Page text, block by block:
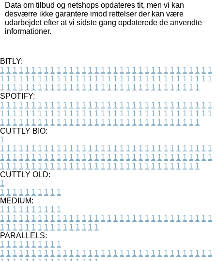
Data om tilbud og netshops opdateres tit, men vi kan
desværre ikke garantere imod rettelser der kan være
udarbejdet efter at vi sidste gang opdaterede de anvendte
informationer.
BITLY:
1 1 1 1 1 1 1 1 1 1 1 1 1 1 1 1 1 1 1 1 1 1 1 1 1 1 1 1 1 1 1 1 1 1
1 1 1 1 1 1 1 1 1 1 1 1 1 1 1 1 1 1 1 1 1 1 1 1 1 1 1 1 1 1 1 1 1 1
1 1 1 1 1 1 1 1 1 1 1 1 1 1 1 1 1 1 1 1 1 1 1 1 1 1 1 1 1 1 1 1
SPOTIFY:
1 1 1 1 1 1 1 1 1 1 1 1 1 1 1 1 1 1 1 1 1 1 1 1 1 1 1 1 1 1 1 1 1 1
1 1 1 1 1 1 1 1 1 1 1 1 1 1 1 1 1 1 1 1 1 1 1 1 1 1 1 1 1 1 1 1 1 1
1 1 1 1 1 1 1 1 1 1 1 1 1 1 1 1 1 1 1 1 1 1 1 1 1 1 1 1 1 1 1 1
CUTTLY BIO:
1
1 1 1 1 1 1 1 1 1 1 1 1 1 1 1 1 1 1 1 1 1 1 1 1 1 1 1 1 1 1 1 1 1 1
1 1 1 1 1 1 1 1 1 1 1 1 1 1 1 1 1 1 1 1 1 1 1 1 1 1 1 1 1 1 1 1 1 1
1 1 1 1 1 1 1 1 1 1 1 1 1 1 1 1 1 1 1 1 1 1 1 1 1 1 1 1 1 1 1 1
CUTTLY OLD:
1
1 1 1 1 1 1 1 1 1 1
MEDIUM:
1 1 1 1 1 1 1 1 1 1
1 1 1 1 1 1 1 1 1 1 1 1 1 1 1 1 1 1 1 1 1 1 1 1 1 1 1 1 1 1 1 1 1 1
1 1 1 1 1 1 1 1 1 1 1 1 1 1 1 1
PARALLELS:
1 1 1 1 1 1 1 1 1 1
1 1 1 1 1 1 1 1 1 1 1 1 1 1 1 1 1 1 1 1 1 1 1 1 1 1 1 1 1 1 1 1 1 1